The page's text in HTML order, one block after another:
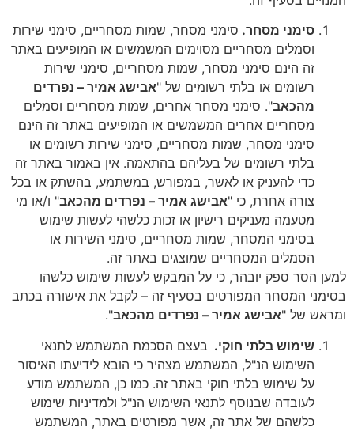
סימני מסחר. סימני מסחר, שמות מסחריים, סימני שירות
וסמלים מסחריים מסוימים המשמשים או המופיעים באתר
זה הינם סימני מסחר, שמות מסחריים, סימני שירות
רשומים או בלתי רשומים של "אבישג אמיר – נפרדים
מהכאב". סימני מסחר אחרים, שמות מסחריים וסמלים
מסחריים אחרים המשמשים או המופיעים באתר זה הינם
סימני מסחר, שמות מסחריים, סימני שירות רשומים או
בלתי רשומים של בעליהם בהתאמה. אין באמור באתר זה
כדי להעניק או לאשר, במפורש, במשתמע, בהשתק או בכל
צורה אחרת, כי "אבישג אמיר – נפרדים מהכאב" ו/או מי
מטעמה מעניקים רישיון או זכות כלשהי לעשות שימוש
בסימני המסחר, שמות מסחריים, סימני השירות או
הסמלים המסחריים שמוצגים באתר זה.
למען הסר ספק יובהר, כי על המבקש לעשות שימוש כלשהו
בסימני המסחר המפורטים בסעיף זה – לקבל את אישורה בכתב
ומראש של "אבישג אמיר – נפרדים מהכאב".
שימוש בלתי חוקי. בעצם הסכמת המשתמש לתנאי
השימוש הנ"ל, המשתמש מצהיר כי הובא לידיעתו האיסור
על שימוש בלתי חוקי באתר זה. כמו כן, המשתמש מודע
לעובדה שבנוסף לתנאי השימוש הנ"ל ולמדיניות שימוש
כלשהם של אתר זה, אשר מפורטים באתר, המשתמש